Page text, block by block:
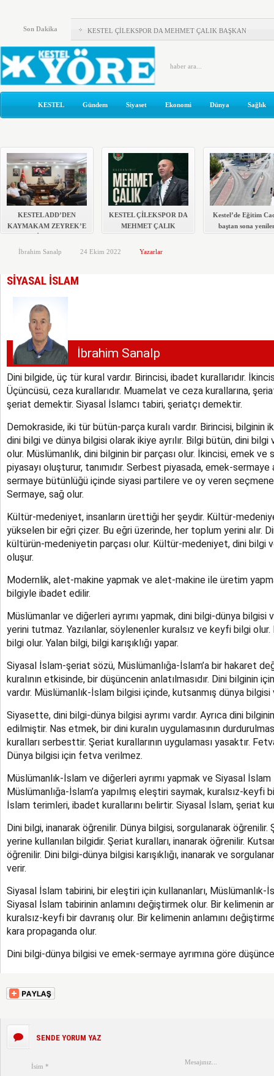
Son Dakika KESTEL ÇİLEKSPOR DA MEHMET ÇALIK BAŞKAN
Kestel’de Eğitim Caddesi baştan sona yenilendi
Türkiye Yeni Bir siyasi Dönemin Eşiğinde
ÖNCE KAFA YAPISI DEĞİŞMELİ..!
KOLTUKTAR OĞLU
Karacabey ve Mustafakemalpaşa’da yollar yenileniyor
Kestel’in Yetiştirdiği Gümrük Müşavirleri
MHP’DE AHMET ERASLAN GÜVEN TAZELEDİ
KESTEL Gündem Siyaset Ekonomi Dünya Sağlık
KESTEL ADD’DEN
KAYMAKAM ZEYREK’E
KESTEL ÇİLEKSPOR DA
MEHMET ÇALIK
Kestel’de Eğitim
baştan sona
İbrahim Sanalp 24 Ekim 2022 Yazarlar
SİYASAL İSLAM
İbrahim Sanalp
Dini bilgide, üç tür kural vardır. Birincisi, ibadet kurallarıdır.
Üçüncüsü, ceza kurallarıdır. Muamelat ve ceza kurallarına,
şeriat demektir. Siyasal İslamcı tabiri, şeriatçı demektir.
Demokraside, iki tür bütün-parça kuralı vardır. Birincisi, bilginin
dini bilgi ve dünya bilgisi olarak ikiye ayrılır. Bilgi bütün, dini
olur. Müslümanlık, dini bilginin bir parçası olur. İkincisi, emek
piyasayı oluşturur, tanımıdır. Serbest piyasada, emek-sermaye
sermaye bütünlüğü içinde siyasi partilere ve oy veren
Sermaye, sağ olur.
Kültür-medeniyet, insanların ürettiği her şeydir. Kültür-
yükselen bir eğri çizer. Bu eğri üzerinde, her toplum yerini alır.
kültürün-medeniyetin parçası olur. Kültür-medeniyet, dini bilgi
oluşur.
Modernlik, alet-makine yapmak ve alet-makine ile üretim
bilgiyle ibadet edilir.
Müslümanlar ve diğerleri ayrımı yapmak, dini bilgi-dünya bilgisi
yerini tutmaz. Yazılanlar, söylenenler kuralsız ve keyfi bilgi
bilgi olur. Yalan bilgi, bilgi karışıklığı yapar.
Siyasal İslam-şeriat sözü, Müslümanlığa-İslam’a bir hakaret
kuralının etkisinde, bir düşüncenin anlatılmasıdır. Dini bilginin
vardır. Müslümanlık-İslam bilgisi içinde, kutsanmış dünya bilgisi
Siyasette, dini bilgi-dünya bilgisi ayrımı vardır. Ayrıca dini
edilmiştir. Nas etmek, bir dini kuralın uygulamasının
kuralları serbesttir. Şeriat kurallarının uygulaması yasaktır.
Dünya bilgisi için fetva verilmez.
Müslümanlık-İslam ve diğerleri ayrımı yapmak ve Siyasal
Müslümanlığa-İslam’a yapılmış eleştiri saymak, kuralsız-keyfi
İslam terimleri, ibadet kurallarını belirtir. Siyasal İslam, şeriat
Dini bilgi, inanarak öğrenilir. Dünya bilgisi, sorgulanarak öğrenilir.
yerine kullanılan bilgidir. Şeriat kuralları, inanarak öğrenilir.
öğrenilir. Dini bilgi-dünya bilgisi karışıklığı, inanarak ve
verir.
Siyasal İslam tabirini, bir eleştiri için kullananları, Müslümanlık-
Siyasal İslam tabirinin anlamını değiştirmek olur. Bir kelimenin
kuralsız-keyfi bir davranış olur. Bir kelimenin anlamını
kara propaganda olur.
Dini bilgi-dünya bilgisi ve emek-sermaye ayrımına göre
SENDE YORUM YAZ